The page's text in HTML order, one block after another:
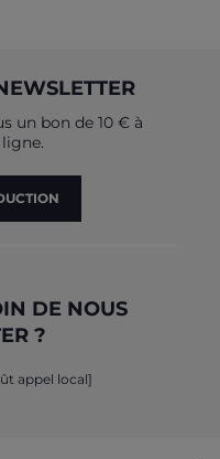
un bon de 10 € à
DE NOUS
?
appel local]